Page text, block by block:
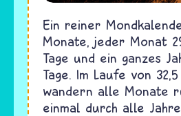
Ein reiner
Monate, jeder Monat
Tage und ein ganzes
Tage. Im Laufe von
wandern alle Monate
einmal durch alle